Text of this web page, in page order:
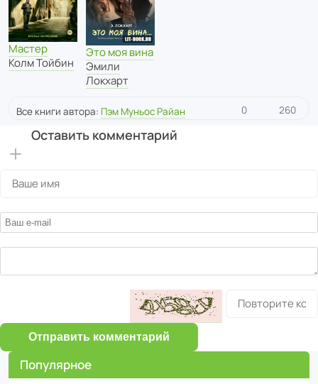
Мастер
Колм Тойбин
Это моя вина
Эмили
Локхарт
Все книги автора: Пэм Муньос Райан 0 260
Оставить комментарий
Отправить комментарий
Популярное